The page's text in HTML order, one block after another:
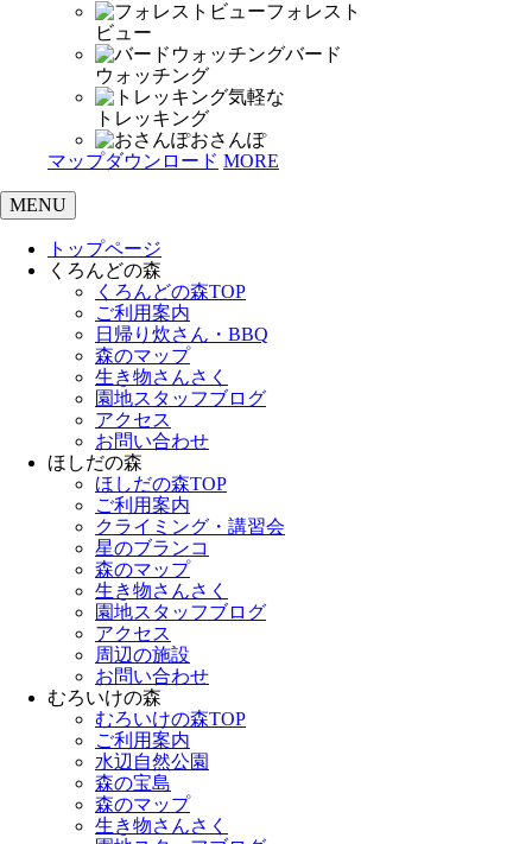
フォレスト
ビュー
バード
ウォッチング
気軽な
トレッキング
おさんぽ
マップダウンロード MORE
MENU
トップページ
くろんどの森
くろんどの森TOP
ご利用案内
日帰り炊さん・BBQ
森のマップ
生き物さんさく
園地スタッフブログ
アクセス
お問い合わせ
ほしだの森
ほしだの森TOP
ご利用案内
クライミング・講習会
星のブランコ
森のマップ
生き物さんさく
園地スタッフブログ
アクセス
周辺の施設
お問い合わせ
むろいけの森
むろいけの森TOP
ご利用案内
水辺自然公園
森の宝島
森のマップ
生き物さんさく